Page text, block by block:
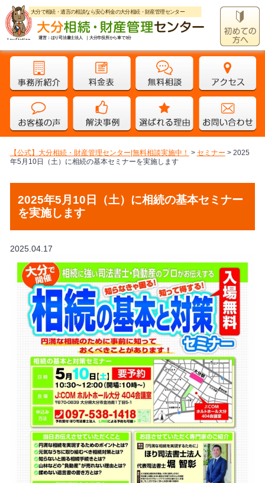
大分で相続・遺言の相談なら安心料金の大分相続・財産管理センター
運営：ほり司法書士法人 ｜大分市役所から車で3分
【公式】大分相続・財産管理センター|無料相談実施中！ > セミナー > 2025
年5月10日（土）に相続の基本セミナーを実施します
2025年5月10日（土）に相続の基本セミナー
を実施します
2025.04.17